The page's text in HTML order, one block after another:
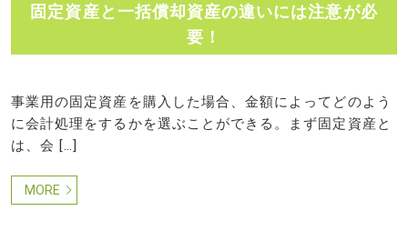
固定資産と一括償却資産の違いには注意が必
要！
事業用の固定資産を購入した場合、金額によってどのよう
に会計処理をするかを選ぶことができる。まず固定資産と
は、会 […]
MORE